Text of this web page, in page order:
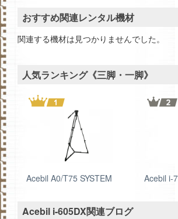
おすすめ関連レンタル機材
関連する機材は見つかりませんでした。
人気ランキング《三脚・一脚》
Acebil A0/T75 SYSTEM Acebil i-
Acebil i-605DX関連ブログ